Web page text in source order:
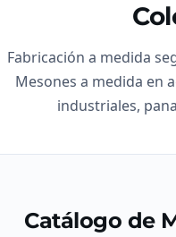
Fabricación a medida
Mesones a medida en
industriales,
Catálogo de